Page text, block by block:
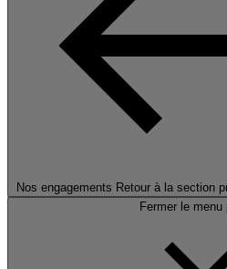
Nos engagements Retour à la section
Fermer le menu